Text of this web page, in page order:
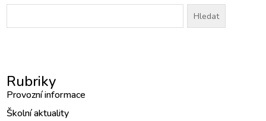
Vyhledávání
Rubriky
Provozní informace
Školní aktuality